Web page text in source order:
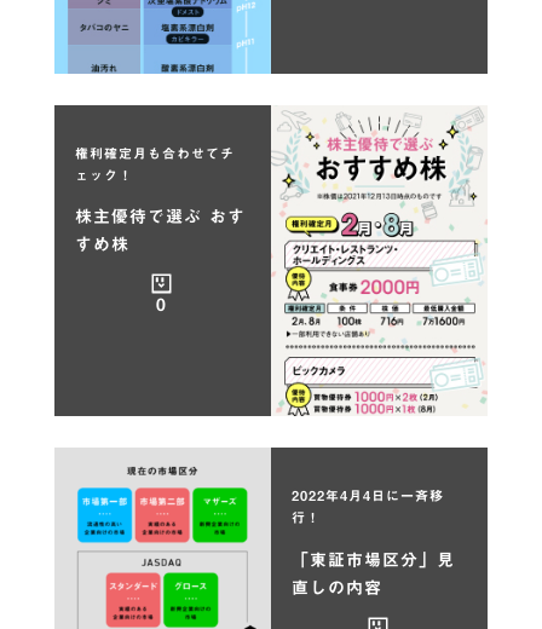
権利確定月も合わせてチ
ェック！
株主優待で選ぶ おす
すめ株
0
2022年4月4日に一斉移
行！
「東証市場区分」見
直しの内容